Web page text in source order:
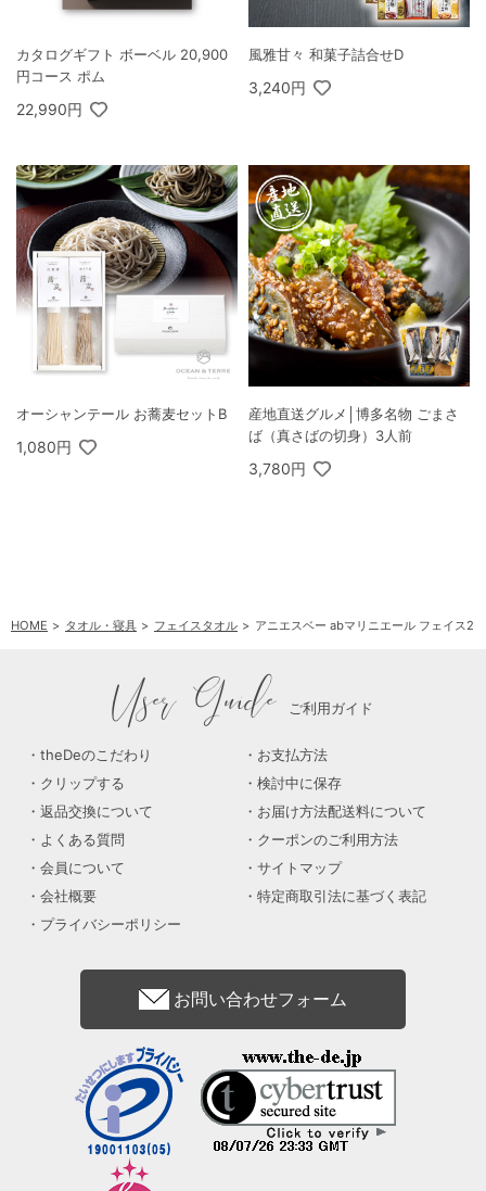
カタログギフト ボーベル 20,900
円コース ポム
22,990円
風雅甘々 和菓子詰合せD
3,240円
オーシャンテール お蕎麦セットB
1,080円
産地直送グルメ│博多名物 ごまさ
ば（真さばの切身）3人前
3,780円
HOME タオル・寝具 フェイスタオル アニエスベー abマリニエール フェイス
User Guide ご利用ガイド
theDeのこだわり
お支払方法
クリップする
検討中に保存
返品交換について
お届け方法配送料について
よくある質問
クーポンのご利用方法
会員について
サイトマップ
会社概要
特定商取引法に基づく表記
プライバシーポリシー
お問い合わせフォーム